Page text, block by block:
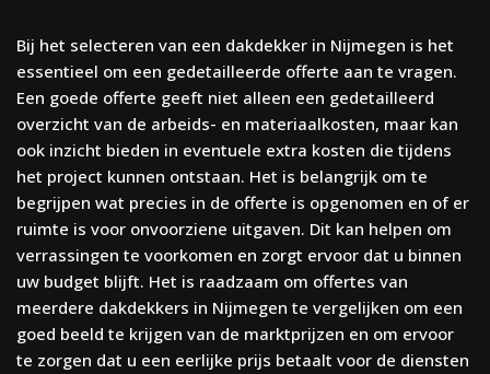
Bij het selecteren van een dakdekker in Nijmegen is het
essentieel om een gedetailleerde offerte aan te vragen.
Een goede offerte geeft niet alleen een gedetailleerd
overzicht van de arbeids- en materiaalkosten, maar kan
ook inzicht bieden in eventuele extra kosten die tijdens
het project kunnen ontstaan. Het is belangrijk om te
begrijpen wat precies in de offerte is opgenomen en of er
ruimte is voor onvoorziene uitgaven. Dit kan helpen om
verrassingen te voorkomen en zorgt ervoor dat u binnen
uw budget blijft. Het is raadzaam om offertes van
meerdere dakdekkers in Nijmegen te vergelijken om een
goed beeld te krijgen van de marktprijzen en om ervoor
te zorgen dat u een eerlijke prijs betaalt voor de diensten